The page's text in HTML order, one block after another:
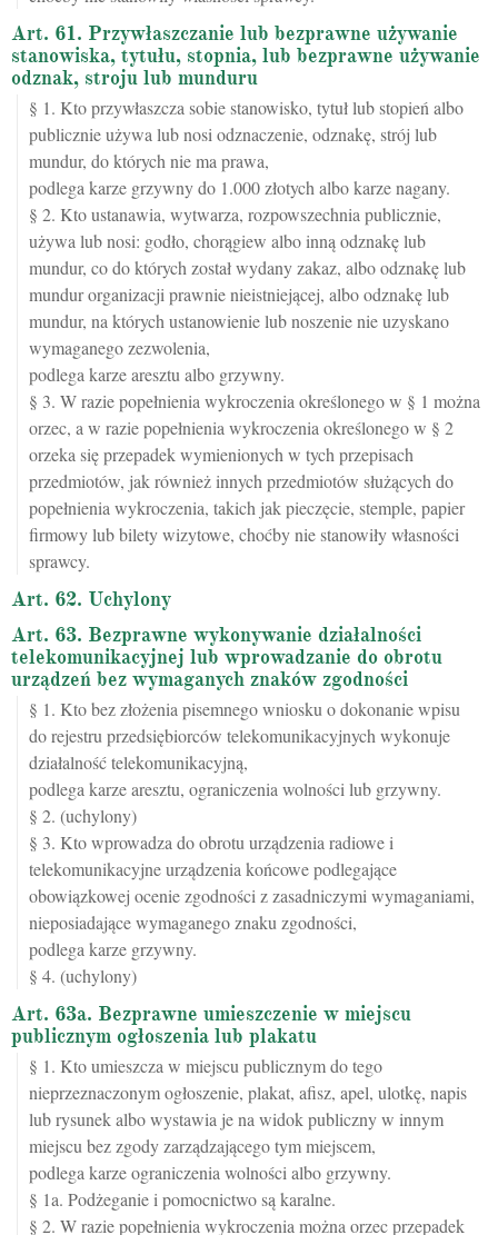
Art. 61. Przywłaszczanie lub bezprawne używanie
stanowiska, tytułu, stopnia, lub bezprawne używanie
odznak, stroju lub munduru
§ 1. Kto przywłaszcza sobie stanowisko, tytuł lub stopień albo
publicznie używa lub nosi odznaczenie, odznakę, strój lub
mundur, do których nie ma prawa,
podlega karze grzywny do 1.000 złotych albo karze nagany.
§ 2. Kto ustanawia, wytwarza, rozpowszechnia publicznie,
używa lub nosi: godło, chorągiew albo inną odznakę lub
mundur, co do których został wydany zakaz, albo odznakę lub
mundur organizacji prawnie nieistniejącej, albo odznakę lub
mundur, na których ustanowienie lub noszenie nie uzyskano
wymaganego zezwolenia,
podlega karze aresztu albo grzywny.
§ 3. W razie popełnienia wykroczenia określonego w § 1 można
orzec, a w razie popełnienia wykroczenia określonego w § 2
orzeka się przepadek wymienionych w tych przepisach
przedmiotów, jak również innych przedmiotów służących do
popełnienia wykroczenia, takich jak pieczęcie, stemple, papier
firmowy lub bilety wizytowe, choćby nie stanowiły własności
sprawcy.
Art. 62. Uchylony
Art. 63. Bezprawne wykonywanie działalności
telekomunikacyjnej lub wprowadzanie do obrotu
urządzeń bez wymaganych znaków zgodności
§ 1. Kto bez złożenia pisemnego wniosku o dokonanie wpisu
do rejestru przedsiębiorców telekomunikacyjnych wykonuje
działalność telekomunikacyjną,
podlega karze aresztu, ograniczenia wolności lub grzywny.
§ 2. (uchylony)
§ 3. Kto wprowadza do obrotu urządzenia radiowe i
telekomunikacyjne urządzenia końcowe podlegające
obowiązkowej ocenie zgodności z zasadniczymi wymaganiami,
nieposiadające wymaganego znaku zgodności,
podlega karze grzywny.
§ 4. (uchylony)
Art. 63a. Bezprawne umieszczenie w miejscu
publicznym ogłoszenia lub plakatu
§ 1. Kto umieszcza w miejscu publicznym do tego
nieprzeznaczonym ogłoszenie, plakat, afisz, apel, ulotkę, napis
lub rysunek albo wystawia je na widok publiczny w innym
miejscu bez zgody zarządzającego tym miejscem,
podlega karze ograniczenia wolności albo grzywny.
§ 1a. Podżeganie i pomocnictwo są karalne.
§ 2. W razie popełnienia wykroczenia można orzec przepadek